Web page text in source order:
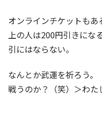
オンラインチケットも
上の人は200円引きにな
引にはならない。
なんとか武運を祈ろう。
戦うのか？（笑）＞わた